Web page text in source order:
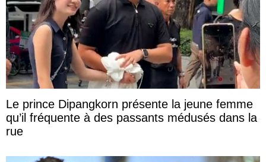
Le prince Dipangkorn présente la jeune femme
qu’il fréquente à des passants médusés dans la
rue